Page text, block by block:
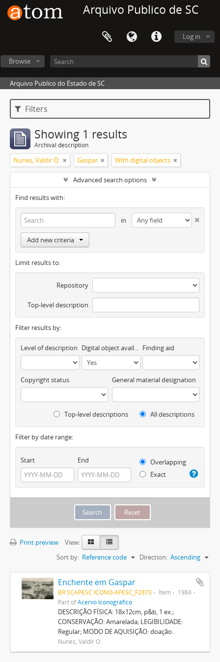
Arquivo Publico de SC
Log in
Browse
Arquivo Publico do Estado de SC
Filters
Showing 1 results
Archival description
Nunes, Valdir O. Gaspar With digital objects
Advanced search options
Find results with:
in
Add new criteria
Limit results to:
Repository
Top-level description
Filter results by:
Level of description Digital object available Finding aid
Copyright status General material designation
Top-level descriptions All descriptions
Filter by date range:
Start End
Overlapping
Exact
Print preview
View:
Sort by: Reference code Direction: Ascending
Enchente em Gaspar
BR SCAPESC ICONO-APESC_F2873 Item
1984
Part ofAcervo Iconográfico
DESCRIÇÃO FÍSICA: 18x12cm, p&b, 1 ex.;
CONSERVAÇÃO: Amarelada; LEGIBILIDADE:
Regular; MODO DE AQUISIÇÃO: doação.
Nunes, Valdir O.